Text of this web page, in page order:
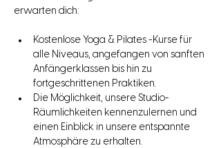
erwarten dich:
Kostenlose Yoga & Pilates -Kurse für
alle Niveaus, angefangen von sanften
Anfängerklassen bis hin zu
fortgeschrittenen Praktiken.
Die Möglichkeit, unsere Studio-
Räumlichkeiten kennenzulernen und
einen Einblick in unsere entspannte
Atmosphäre zu erhalten.